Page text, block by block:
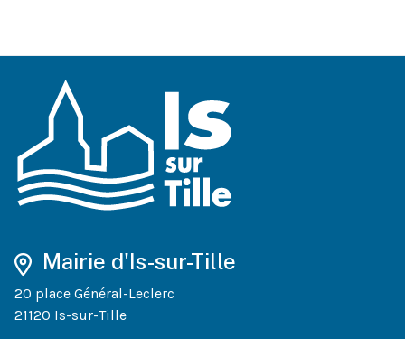
Mairie d'Is-sur-Tille
20 place Général-Leclerc
21120 Is-sur-Tille